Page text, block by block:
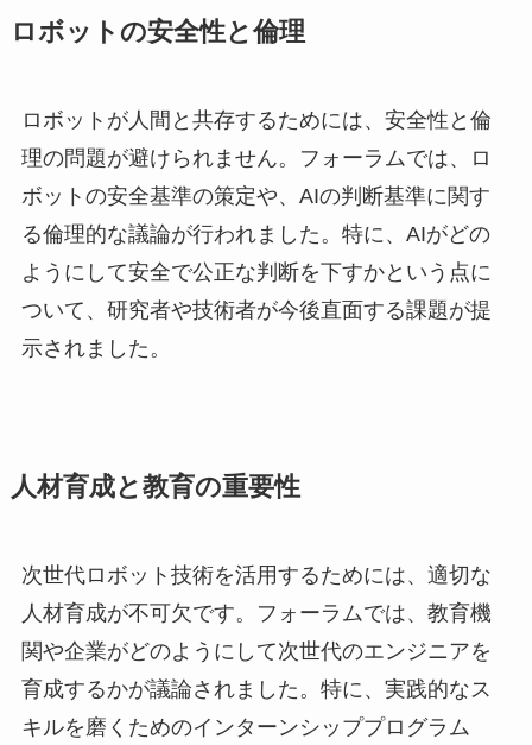
ロボットの安全性と倫理
ロボットが人間と共存するためには、安全性と倫
理の問題が避けられません。フォーラムでは、ロ
ボットの安全基準の策定や、AIの判断基準に関す
る倫理的な議論が行われました。特に、AIがどの
ようにして安全で公正な判断を下すかという点に
ついて、研究者や技術者が今後直面する課題が提
示されました。
人材育成と教育の重要性
次世代ロボット技術を活用するためには、適切な
人材育成が不可欠です。フォーラムでは、教育機
関や企業がどのようにして次世代のエンジニアを
育成するかが議論されました。特に、実践的なス
キルを磨くためのインターンシッププログラム